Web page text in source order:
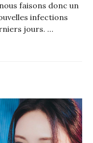
faisons donc un
infections
jours. …
idols positives au